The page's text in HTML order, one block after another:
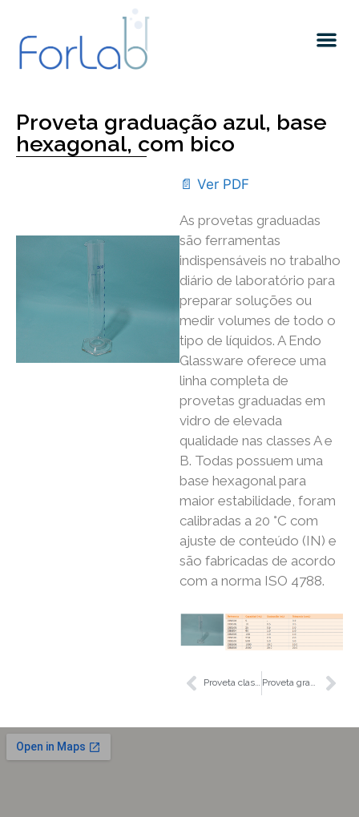
Proveta graduação azul, base
hexagonal, com bico
📄 Ver PDF
As provetas graduadas
são ferramentas
indispensáveis ​​no trabalho
diário de laboratório para
preparar soluções ou
medir volumes de todo o
tipo de líquidos. A Endo
Glassware oferece uma
linha completa de
provetas graduadas em
vidro de elevada
qualidade nas classes A e
B. Todas possuem uma
base hexagonal para
maior estabilidade, foram
calibradas a 20 °C com
ajuste de conteúdo (IN) e
são fabricadas de acordo
com a norma ISO 4788.
Proveta classe B forma alta vidro Proveta graduação âmbar, base hexagonal, com bico